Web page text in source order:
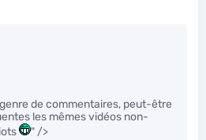
de commentaires, peut-être
les mêmes vidéos non-
" />